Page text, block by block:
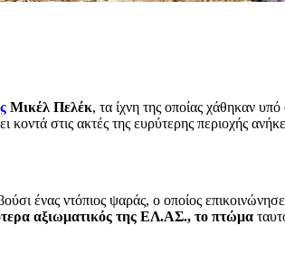
Μικέλ Πελέκ, τα ίχνη της οποίας χάθηκαν
στις ακτές της ευρύτερης περιοχής
ένας ντόπιος ψαράς, ο οποίος
αξιωματικός της ΕΛ.ΑΣ., το πτώμα